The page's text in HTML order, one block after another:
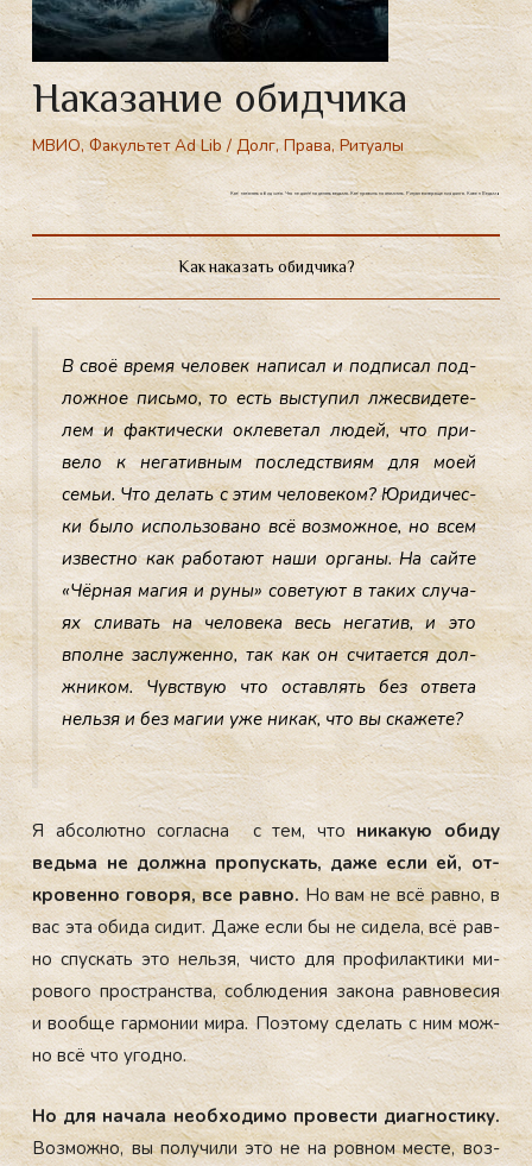
Наказание обидчика
МВИО,Факультет Ad Lib/Долг,Права,Ритуалы
Как наказать обидчика. Что не должна делать ведьма. Как правильно отомстить. Ритуал возвращения долга. Ковен Ведьм.
Как наказать обидчика?
В своё вре­мя че­ловек на­писал и под­пи­сал под­
ложное пись­мо, то есть выс­ту­пил лжес­ви­дете­
лем и фак­ти­чес­ки ок­ле­ветал лю­дей, что при­
вело к не­гатив­ным пос­ледс­тви­ям для мо­ей
семьи. Что де­лать с этим че­лове­ком? Юри­дичес­
ки бы­ло ис­поль­зо­вано всё воз­можное, но всем
из­вес­тно как ра­бота­ют на­ши ор­га­ны. На сай­те
«Чёр­ная ма­гия и ру­ны» со­вету­ют в та­ких слу­ча­
ях сли­вать на че­лове­ка весь не­гатив, и это
впол­не зас­лу­жен­но, так как он счи­та­ет­ся дол­
жни­ком. Чувс­твую что ос­тавлять без от­ве­та
нель­зя и без ма­гии уже ни­как, что вы ска­жете?
Я аб­со­лют­но сог­ласна с тем, чтони­какую оби­ду
ведь­ма не дол­жна про­пус­кать, да­же ес­ли ей, от­
кро­вен­но го­воря, все рав­но. Но вам не всё рав­но, в
вас эта оби­да си­дит. Да­же ес­ли бы не си­дела, всё рав­
но спус­кать это нель­зя, чис­то для про­филак­ти­ки ми­
рово­го прос­транс­тва, соб­лю­дения за­кона рав­но­весия
и во­об­ще гар­мо­нии ми­ра. По­это­му сде­лать с ним мож­
но всё что угод­но.
Но для на­чала не­об­хо­димо про­вес­ти ди­аг­ности­ку.
Воз­можно, вы по­лучи­ли это не на ров­ном мес­те, воз­